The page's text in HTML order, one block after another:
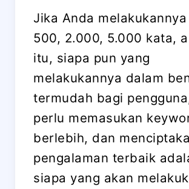
Jika Anda
500, 2.000, 5.000 kata,
itu, siapa pun yang
melakukannya dalam
termudah bagi
perlu memasukan
berlebih, dan
pengalaman terbaik
siapa yang akan